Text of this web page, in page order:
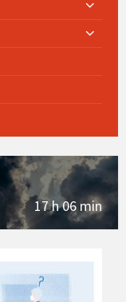
17 h 06 min